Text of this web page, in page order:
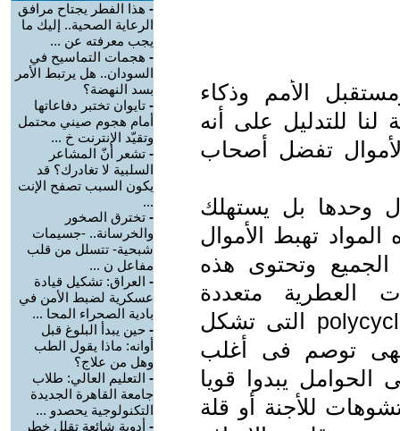
الأمم وذكاء
لنا للتدليل على أنه
تفضل أصحاب
وحدها بل يستهلك
تهبط الأموال
الجميع وتحتوى هذه
العطرية متعددة
الحلقات polycyclic aromatic hydrocarbon التى تشكل
توصم فى أغلب
الحوامل يبدوا قويا
للأجنة أو قلة
- هذا الفطر يجتاح مرافق
الرعاية الصحية.. إليك ما
يجب معرفته عن ...
- هجمات التماسيح في
السودان.. هل يرتبط الأمر
بسد النهضة؟
- تايوان تختبر دفاعاتها
أمام هجوم صيني محتمل
وتقيّد الإنترنت خ ...
- تشعر أنّ المشاعر
السلبية لا تغادرك؟ قد
يكون السبب تصفح الإنت
...
- تخترق الصخور
والخرسانة.. -جسيمات
شبحية- تتسلل من قلب
مفاعل ن ...
- العراق: تشكيل قيادة
عسكرية لضبط الأمن في
بادية الصحراء المحا ...
- حين يبدأ البلوغ قبل
أوانه: ماذا يقول الطب
وهل من علاج؟
- التعليم العالي: طلاب
جامعة القاهرة الجديدة
التكنولوجية يحصدو ...
- أدوية شائعة تقلل خطر